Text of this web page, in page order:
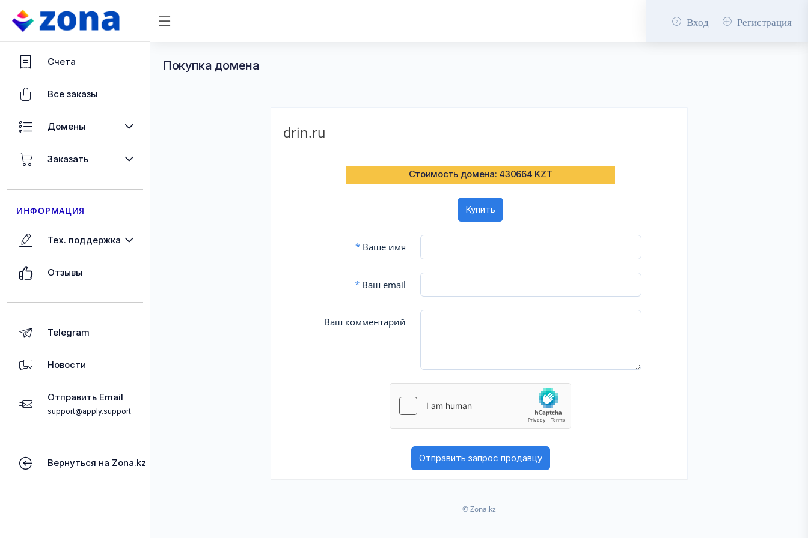
Вход Регистрация
Счета
Все заказы
Домены
Заказать
ИНФОРМАЦИЯ
Тех. поддержка
Отзывы
Telegram
Новости
Отправить Email
support@apply.support
Вернуться на Zona.kz
Покупка домена
drin.ru
Стоимость домена: 430664 KZT
Купить
*Ваше имя
*Ваш email
Ваш комментарий
© Zona.kz